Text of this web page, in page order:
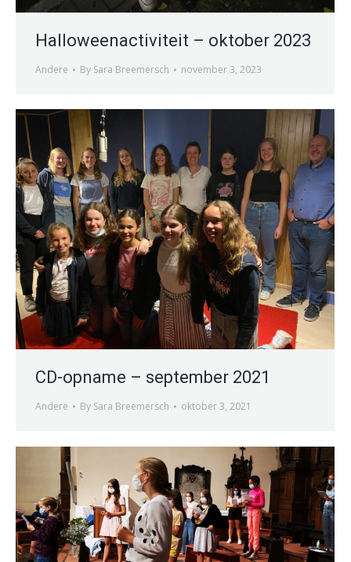
Halloweenactiviteit – oktober 2023
Andere By Sara Breemersch november 3, 2023
CD-opname – september 2021
Andere By Sara Breemersch oktober 3, 2021